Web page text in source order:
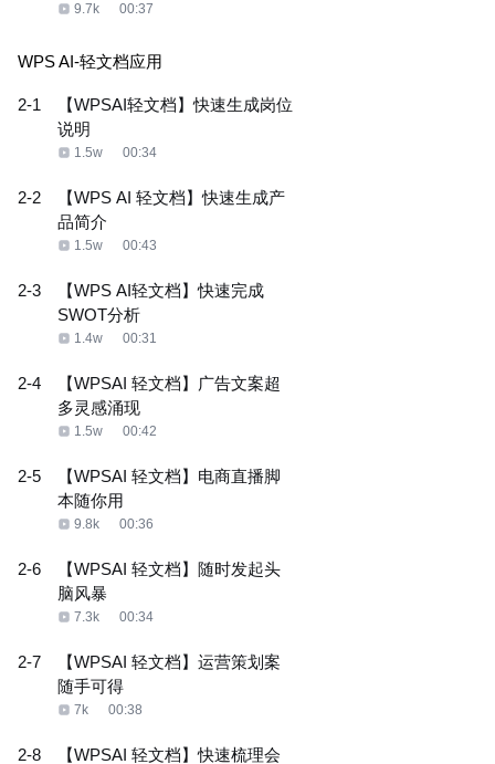
9.7k 00:37
WPS AI-轻文档应用
2-1
【WPSAI轻文档】快速生成岗位
说明
1.5w 00:34
2-2
【WPS AI 轻文档】快速生成产
品简介
1.5w 00:43
2-3
【WPS AI轻文档】快速完成
SWOT分析
1.4w 00:31
2-4
【WPSAI 轻文档】广告文案超
多灵感涌现
1.5w 00:42
2-5
【WPSAI 轻文档】电商直播脚
本随你用
9.8k 00:36
2-6
【WPSAI 轻文档】随时发起头
脑风暴
7.3k 00:34
2-7
【WPSAI 轻文档】运营策划案
随手可得
7k 00:38
2-8 【WPSAI 轻文档】快速梳理会